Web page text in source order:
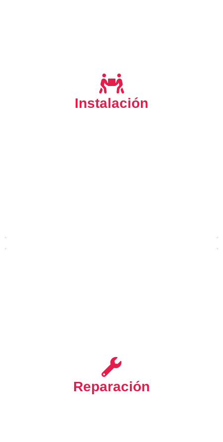
Instalación
Lavavajillas Frigorífico, Horno, Congelador,
Vitrocerámica o Campana Extractora es importante que
pueda contar con un Servicio Técnico profesional en
desde
SAT-Benidorm
estamos a su
Reparación
usted puede tener acceso a
nuestro Servicio Técnico especializado en la
de todo tipo de
Electrodomésticos